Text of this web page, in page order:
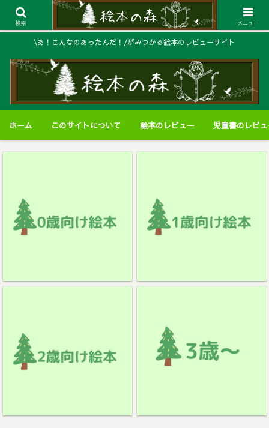
\あ！こんなのあったんだ！/がみつかる絵本のレビューサイト
ホーム このサイトについて 絵本のレビュー 児童書のレビ
検索 メニュー